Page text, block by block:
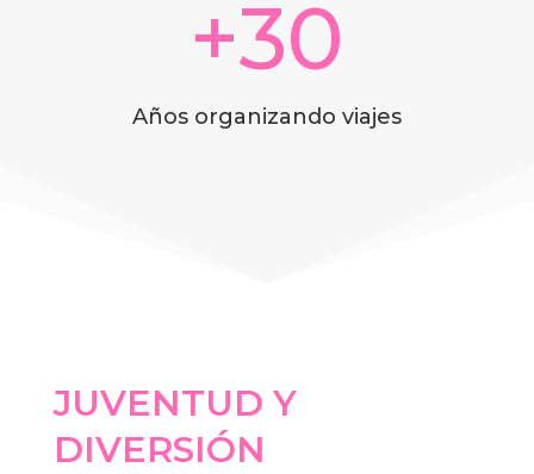
+30
Años organizando viajes
JUVENTUD Y
DIVERSIÓN